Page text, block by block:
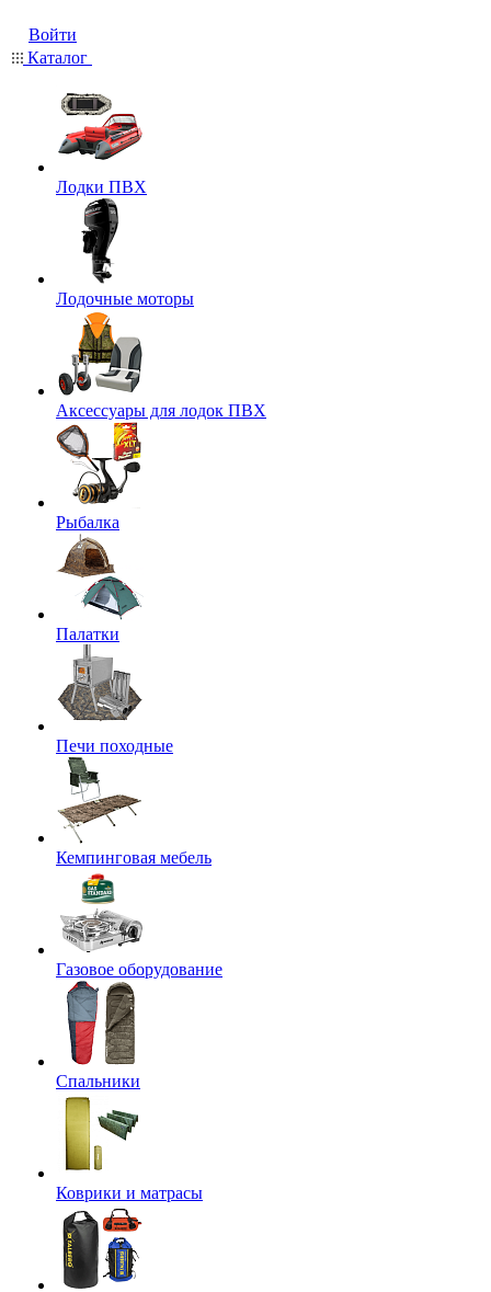
Войти
Каталог
Лодки ПВХ
Лодочные моторы
Аксессуары для лодок ПВХ
Рыбалка
Палатки
Печи походные
Кемпинговая мебель
Газовое оборудование
Спальники
Коврики и матрасы